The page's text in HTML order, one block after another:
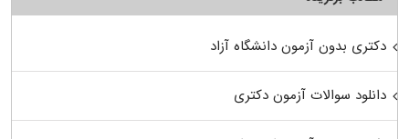
دکتری بدون آزمون دانشگاه آزاد
دانلود سوالات آزمون دکتری